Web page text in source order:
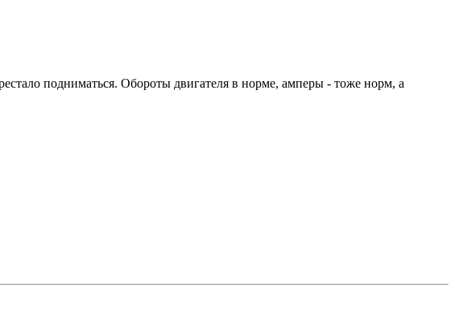
подниматься. Обороты двигателя в норме, амперы - тоже норм, а